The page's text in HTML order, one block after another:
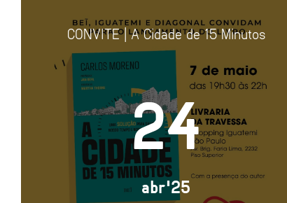
CONVITE | A Cidade de 15 Minutos
24
abr'25